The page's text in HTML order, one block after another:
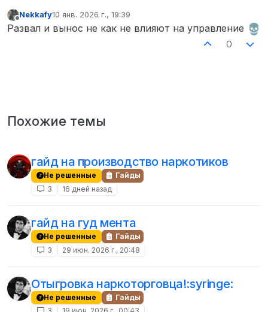
Nekkafy10 янв. 2026 г., 19:39
отредактировано
Развал и вынос не как не влияют на управление
0
Похожие темы
гайд на производство наркотиков
Не решенные
Гайды
3
16 дней назад
гайд на гуд мента
Не решенные
Гайды
3
29 июн. 2026 г., 20:48
Отыгровка наркоторговца!:syringe:
Не решенные
Гайды